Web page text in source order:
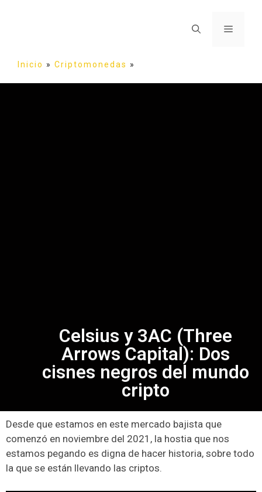
Inicio » Criptomonedas »
Celsius y 3AC (Three
Arrows Capital): Dos
cisnes negros del mundo
cripto
Desde que estamos en este mercado bajista que
comenzó en noviembre del 2021, la hostia que nos
estamos pegando es digna de hacer historia, sobre todo
la que se están llevando las criptos.